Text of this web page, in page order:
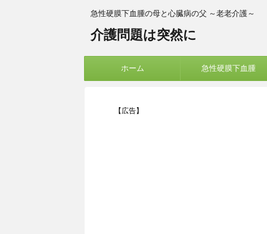
急性硬膜下血腫の母と心臓病の父 ～老老介護～
介護問題は突然に
ホーム 急性硬膜下血腫
【広告】